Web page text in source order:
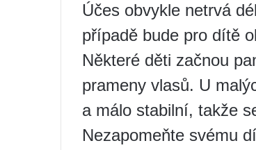
Účes obvykle netrvá
případě bude pro dítě
Některé děti začnou
prameny vlasů. U
a málo stabilní, takže
Nezapomeňte svému